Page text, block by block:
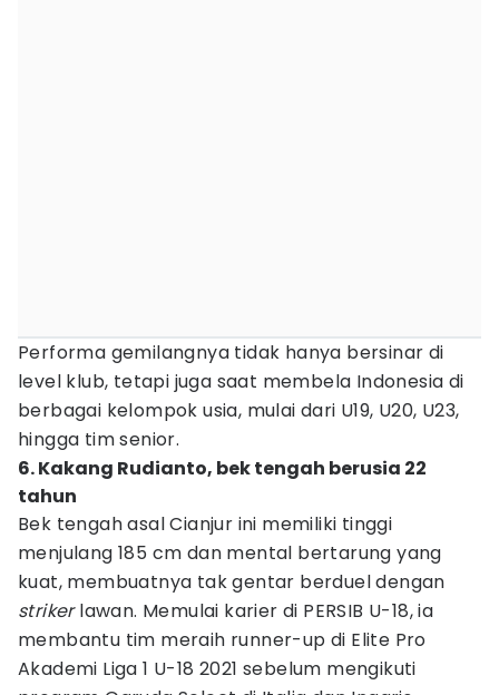
Performa gemilangnya tidak hanya bersinar di
level klub, tetapi juga saat membela Indonesia di
berbagai kelompok usia, mulai dari U19, U20, U23,
hingga tim senior.
6. Kakang Rudianto, bek tengah berusia 22
tahun
Bek tengah asal Cianjur ini memiliki tinggi
menjulang 185 cm dan mental bertarung yang
kuat, membuatnya tak gentar berduel dengan
strikerlawan. Memulai karier di PERSIB U-18, ia
membantu tim meraih runner-up di Elite Pro
Akademi Liga 1 U-18 2021 sebelum mengikuti